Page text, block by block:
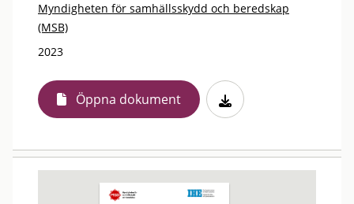
Myndigheten för samhällsskydd och beredskap
(MSB)
2023
Öppna dokument